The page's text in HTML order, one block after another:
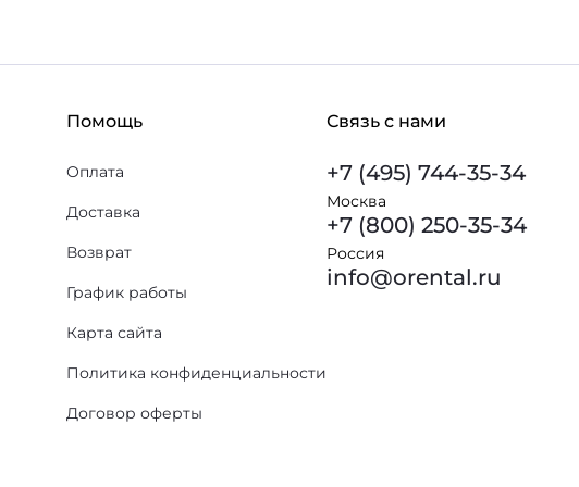
Помощь
Оплата
Доставка
Возврат
График работы
Карта сайта
Политика конфиденциальности
Договор оферты
Связь с нами
+7 (495) 744-35-34
Москва
+7 (800) 250-35-34
Россия
info@orental.ru